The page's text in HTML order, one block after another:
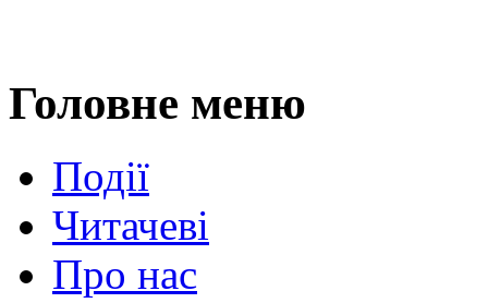
Головне меню
Події
Читачеві
Про нас